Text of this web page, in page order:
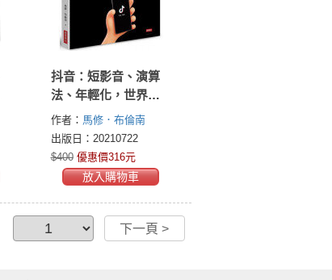
抖音：短影音、演算
法、年輕化，世界最
有價值新創公司的成
功秘密
作者： 馬修．布倫南
(Matthew Brennan)
出版日：20210722
$400 優惠價316元
放入購物車
下一頁 >